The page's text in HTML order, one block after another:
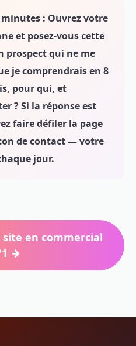
: Ouvrez votre
et posez-vous cette
prospect qui ne me
je comprendrais en 8
pour qui, et
? Si la réponse est
faire défiler la page
de contact — votre
jour.
en commercial
→